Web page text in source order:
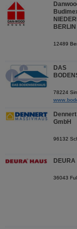
BERLIN
12489
DAS
78224
GmbH
96132
DEURA
36043